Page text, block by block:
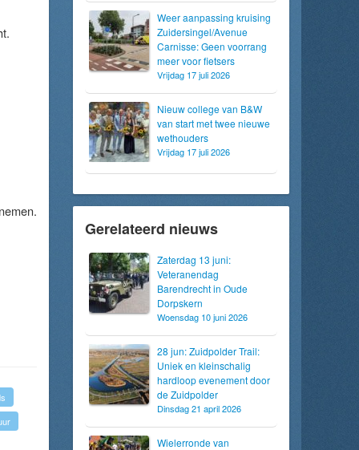
Weer aanpassing kruising
Zuidersingel/Avenue
Carnisse: Geen voorrang
meer voor fietsers
Vrijdag 17 juli 2026
Nieuw college van B&W
van start met twee nieuwe
wethouders
Vrijdag 17 juli 2026
Gerelateerd nieuws
Zaterdag 13 juni:
Veteranendag
Barendrecht in Oude
Dorpskern
Woensdag 10 juni 2026
28 jun: Zuidpolder Trail:
Uniek en kleinschalig
hardloop evenement door
de Zuidpolder
Dinsdag 21 april 2026
Wielerronde van